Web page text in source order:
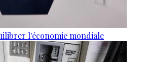
l'économie mondiale